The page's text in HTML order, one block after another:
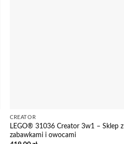
CREATOR
LEGO® 31036 Creator 3w1 – Sklep z
zabawkami i owocami